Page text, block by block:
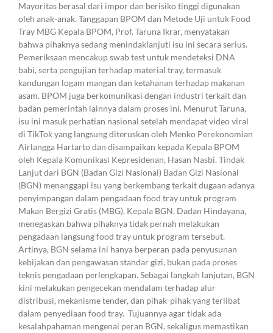
Mayoritas berasal dari impor dan berisiko tinggi digunakan
oleh anak-anak. Tanggapan BPOM dan Metode Uji untuk Food
Tray MBG Kepala BPOM, Prof. Taruna Ikrar, menyatakan
bahwa pihaknya sedang menindaklanjuti isu ini secara serius.
Pemeriksaan mencakup swab test untuk mendeteksi DNA
babi, serta pengujian terhadap material tray, termasuk
kandungan logam mangan dan ketahanan terhadap makanan
asam. BPOM juga berkomunikasi dengan industri terkait dan
badan pemerintah lainnya dalam proses ini. Menurut Taruna,
isu ini masuk perhatian nasional setelah mendapat video viral
di TikTok yang langsung diteruskan oleh Menko Perekonomian
Airlangga Hartarto dan disampaikan kepada Kepala BPOM
oleh Kepala Komunikasi Kepresidenan, Hasan Nasbi. Tindak
Lanjut dari BGN (Badan Gizi Nasional) Badan Gizi Nasional
(BGN) menanggapi isu yang berkembang terkait dugaan adanya
penyimpangan dalam pengadaan food tray untuk program
Makan Bergizi Gratis (MBG). Kepala BGN, Dadan Hindayana,
menegaskan bahwa pihaknya tidak pernah melakukan
pengadaan langsung food tray untuk program tersebut.
Artinya, BGN selama ini hanya berperan pada penyusunan
kebijakan dan pengawasan standar gizi, bukan pada proses
teknis pengadaan perlengkapan. Sebagai langkah lanjutan, BGN
kini melakukan pengecekan mendalam terhadap alur
distribusi, mekanisme tender, dan pihak-pihak yang terlibat
dalam penyediaan food tray. Tujuannya agar tidak ada
kesalahpahaman mengenai peran BGN, sekaligus memastikan